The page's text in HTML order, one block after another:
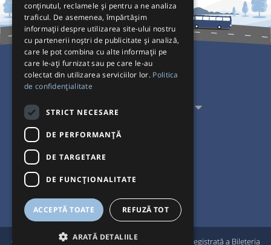
Pentru Călători
Pentru Transportatori
Interacționăm
Acceptăm plăți cu
© Bileteria 2004-2026 | Autogari.RO® este marcă înregistrată a Bileteria
conținutul, reclamele și pentru a ne analiza
traficul. De asemenea, împărtășim
informații despre utilizarea site-ului nostru
cu partenerii noștri de publicitate și analiză,
care le pot combina cu alte informații pe
care le-ați furnizat sau pe care le-au
colectat din utilizarea serviciilor lor. Politica
de confidențialitate
STRICT NECESARE
DE PERFORMANȚĂ
DE TARGETARE
DE FUNCŢIONALITATE
ACCEPTĂ TOATE REFUZĂ TOT
ARATĂ DETALIILE